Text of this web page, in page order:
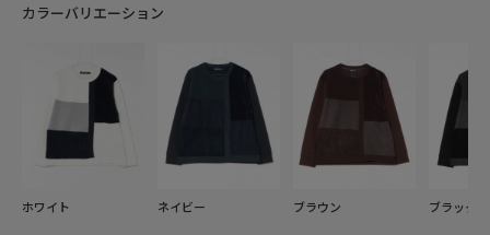
カラーバリエーション
ホワイト ネイビー ブラウン ブラック